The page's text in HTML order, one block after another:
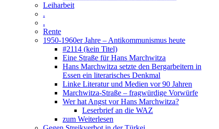
Leiharbeit
.
.
Rente
1950-1960er Jahre – Antikommunismus heute
#2114 (kein Titel)
Eine Straße für Hans Marchwitza
Hans Marchwitza setzte den Bergarbeitern in
Essen ein literarisches Denkmal
Linke Literatur und Medien vor 90 Jahren
Marchwitza-Straße – fragwürdige Vorwürfe
Wer hat Angst vor Hans Marchwitza?
Leserbrief an die WAZ
zum Weiterlesen